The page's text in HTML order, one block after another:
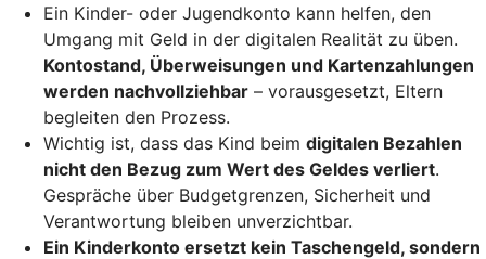
Ein Kinder- oder Jugendkonto kann helfen, den
Umgang mit Geld in der digitalen Realität zu üben.
Kontostand, Überweisungen und Kartenzahlungen
werden nachvollziehbar – vorausgesetzt, Eltern
begleiten den Prozess.
Wichtig ist, dass das Kind beim digitalen Bezahlen
nicht den Bezug zum Wert des Geldes verliert.
Gespräche über Budgetgrenzen, Sicherheit und
Verantwortung bleiben unverzichtbar.
Ein Kinderkonto ersetzt kein Taschengeld, sondern